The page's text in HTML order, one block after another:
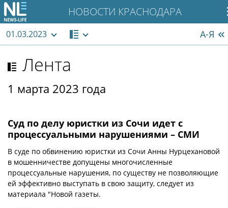
НОВОСТИ КРАСНОДАРА
01.03.2023 А-Я
Лента
1 марта 2023 года
Суд по делу юристки из Сочи идет с
процессуальными нарушениями – СМИ
В суде по обвинению юристки из Сочи Анны Нурцехановой
в мошенничестве допущены многочисленные
процессуальные нарушения, по существу не позволяющие
ей эффективно выступать в свою защиту, следует из
материала "Новой газеты.